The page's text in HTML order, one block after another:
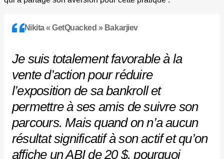
Nikita « GetQuacked » Bakarjiev
Je suis totalement favorable à la
vente d’action pour réduire
l’exposition de sa bankroll et
permettre à ses amis de suivre son
parcours. Mais quand on n’a aucun
résultat significatif à son actif et qu’on
affiche un ABI de 20 $, pourquoi